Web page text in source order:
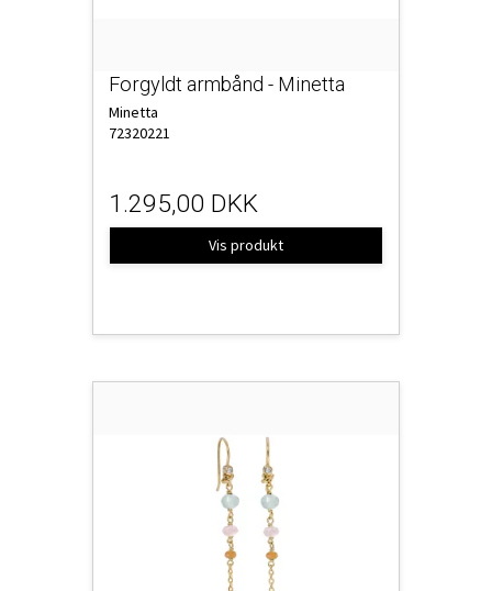
Forgyldt armbånd - Minetta
Minetta
72320221
1.295,00 DKK
Vis produkt